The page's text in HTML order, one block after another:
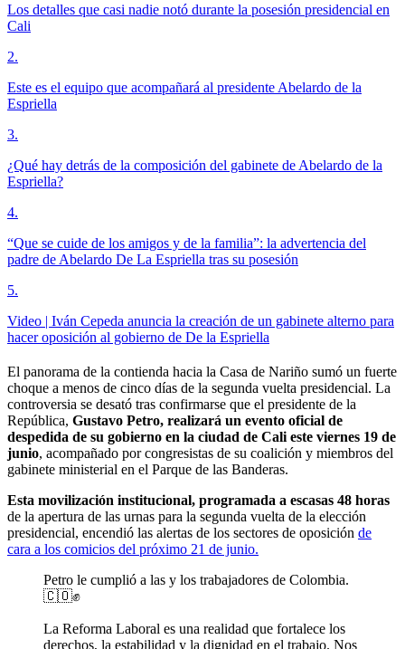
Los detalles que casi nadie notó durante la posesión presidencial en
Cali
2.
Este es el equipo que acompañará al presidente Abelardo de la
Espriella
3.
¿Qué hay detrás de la composición del gabinete de Abelardo de la
Espriella?
4.
“Que se cuide de los amigos y de la familia”: la advertencia del
padre de Abelardo De La Espriella tras su posesión
5.
Video | Iván Cepeda anuncia la creación de un gabinete alterno para
hacer oposición al gobierno de De la Espriella
El panorama de la contienda hacia la Casa de Nariño sumó un fuerte
choque a menos de cinco días de la segunda vuelta presidencial. La
controversia se desató tras confirmarse que el presidente de la
República, Gustavo Petro, realizará un evento oficial de
despedida de su gobierno en la ciudad de Cali este viernes 19 de
junio, acompañado por congresistas de su coalición y miembros del
gabinete ministerial en el Parque de las Banderas.
Esta movilización institucional, programada a escasas 48 horas
de la apertura de las urnas para la segunda vuelta de la elección
presidencial, encendió las alertas de los sectores de oposición de
cara a los comicios del próximo 21 de junio.
Petro le cumplió a las y los trabajadores de Colombia.
🇨🇴✊
La Reforma Laboral es una realidad que fortalece los
derechos, la estabilidad y la dignidad en el trabajo. Nos